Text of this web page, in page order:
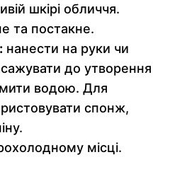
шкірі обличчя.
та постакне.
нанести на руки чи
до утворення
водою. Для
спонж,
місці.